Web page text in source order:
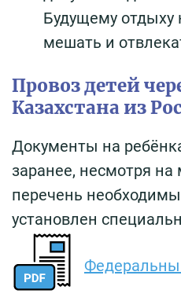
Будущему отдыху
мешать и
Провоз детей
Казахстана из
Документы на
заранее, несмотря
перечень
установлен